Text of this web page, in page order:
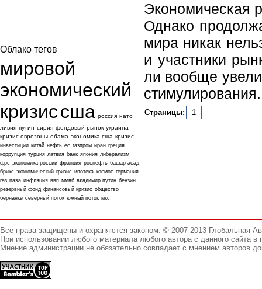
Экономическая
Однако
мира никак
и участники
ли вообще
стимулирования.
Страницы: 1
Облако тегов
мировой
экономический
кризиссша россия нато
ливия путин сирия фондовый рынок украина
кризис еврозоны обама экономика сша кризис
инвестиции китай нефть ес газпром иран греция
коррупция турция латвия банк япония либерализм
фрс экономика россии франция роснефть башар асад
брикс экономический кризис ипотека космос германия
газ nasa инфляция ввп ммвб владимир путин бензин
резервный фонд финансовый кризис общество
бернанке северный поток южный поток мкс
Все права защищены и охраняются законом. © 2007-2013 Глобальная
При использовании любого материала любого автора с данного сайта
Мнение администрации не обязательно совпадает с мнением авторов